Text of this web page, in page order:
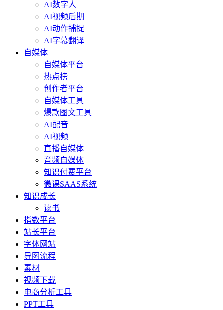
AI数字人
AI视频后期
AI动作捕捉
AI字幕翻译
自媒体
自媒体平台
热点榜
创作者平台
自媒体工具
爆款图文工具
AI配音
AI视频
直播自媒体
音频自媒体
知识付费平台
微课SAAS系统
知识成长
读书
指数平台
站长平台
字体网站
导图流程
素材
视频下载
电商分析工具
PPT工具